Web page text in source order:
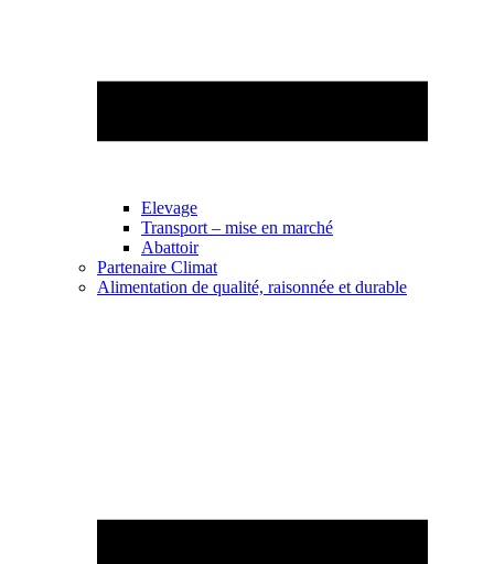
Elevage
Transport – mise en marché
Abattoir
Partenaire Climat
Alimentation de qualité, raisonnée et durable